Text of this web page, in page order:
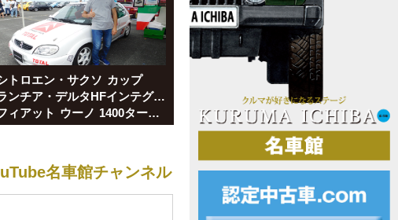
トロエン・サクソ カップ
■ランチア・デルタHFインテグラーレ16V エボI マルティニ5
■フィアット ウーノ 1400ターボie
名車館チャンネル